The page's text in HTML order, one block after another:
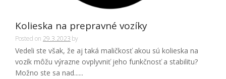
Kolieska na prepravné vozíky
Posted on 29.3.2023 by
Vedeli ste však, že aj taká maličkosť akou sú kolieska na
vozík môžu výrazne ovplyvniť jeho funkčnosť a stabilitu?
Možno ste sa nad......